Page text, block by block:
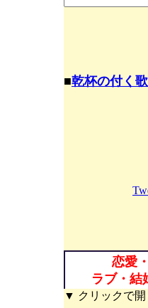
■乾杯の付く
恋愛
ラブ・結
▼ クリックで開